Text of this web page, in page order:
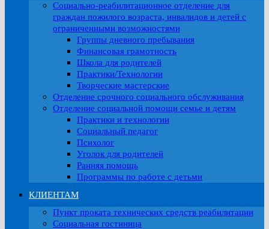
Социально-реабилитационное отделение для
граждан пожилого возраста, инвалидов и детей с
ограниченными возможностями
Группы дневного пребывания
Финансовая грамотность
Школа для родителей
Практики/Технологии
Творческие мастерские
Отделение срочного социального обслуживания
Отделение социальной помощи семье и детям
Практики и технологии
Социальный педагог
Психолог
Уголок для родителей
Ранняя помощь
Программы по работе с детьми
КЛИЕНТАМ
Пункт проката технических средств реабилитации
Социальная гостиница